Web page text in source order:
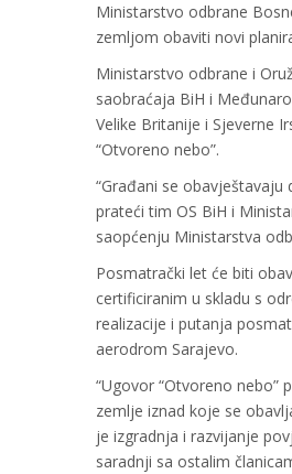
Ministarstvo odbrane
zemljom obaviti novi
Ministarstvo odbrane i
saobraćaja BiH i
Velike Britanije i Sjeverne
“Otvoreno nebo”.
“Građani se
prateći tim OS BiH i
saopćenju Ministarstva
Posmatrački let će biti
certificiranim u skladu s
realizacije i putanja
aerodrom Sarajevo.
“Ugovor “Otvoreno nebo”
zemlјe iznad koje se
je izgradnja i razvijanje
saradnji sa ostalim